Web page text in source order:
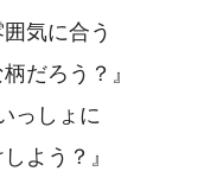
気に合う
だろう？』
っしょに
よう？』